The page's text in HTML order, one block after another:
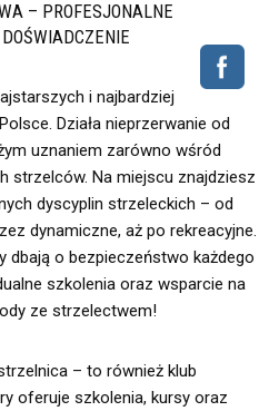
– PROFESJONALNE
i najbardziej
Działa nieprzerwanie od
uznaniem zarówno wśród
strzelców. Na miejscu znajdziesz
dyscyplin strzeleckich – od
dynamiczne, aż po rekreacyjne.
dbają o bezpieczeństwo każdego
szkolenia oraz wsparcie na
ze strzelectwem!
– to również klub
oferuje szkolenia, kursy oraz